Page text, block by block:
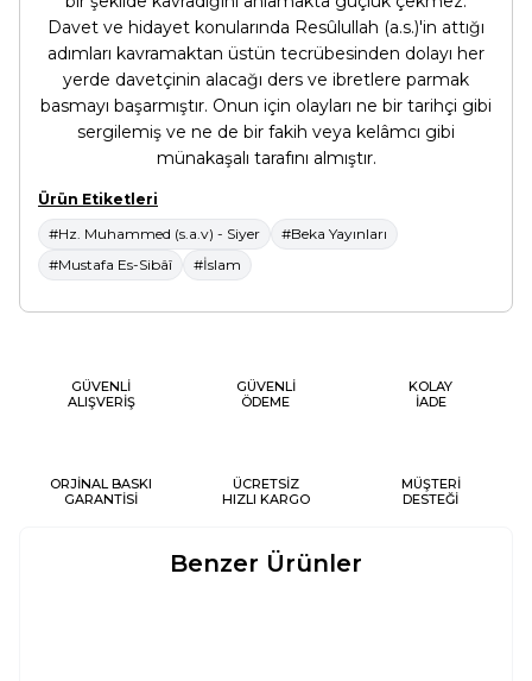
Davet ve hidayet konularında Resûlullah (a.s.)'in attığı
adımları kavramaktan üstün tecrübesinden dolayı her
yerde davetçinin alacağı ders ve ibretlere parmak
basmayı başarmıştır. Onun için olayları ne bir tarihçi gibi
sergilemiş ve ne de bir fakih veya kelâmcı gibi
münakaşalı tarafını almıştır.
Ürün Etiketleri
#Hz. Muhammed (s.a.v) - Siyer
#Beka Yayınları
#Mustafa Es-Sibâî
#İslam
GÜVENLİ
ALIŞVERİŞ
GÜVENLİ
ÖDEME
KOLAY
İADE
ORJİNAL BASKI
GARANTİSİ
ÜCRETSİZ
HIZLI KARGO
MÜŞTERİ
DESTEĞİ
Benzer Ürünler